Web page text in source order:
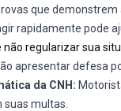
que demonstrem
rapidamente pode
não regularizar sua
apresentar defesa
da CNH:
multas.